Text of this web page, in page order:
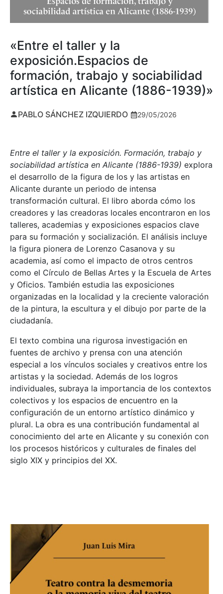
«Entre el taller y la
exposición.Espacios de
formación, trabajo y sociabilidad
artística en Alicante (1886-1939)»
PABLO SÁNCHEZ IZQUIERDO 29/05/2026
Entre el taller y la exposición. Formación, trabajo y
sociabilidad artística en Alicante (1886-1939) explora
el desarrollo de la figura de los y las artistas en
Alicante durante un periodo de intensa
transformación cultural. El libro aborda cómo los
creadores y las creadoras locales encontraron en los
talleres, academias y exposiciones espacios clave
para su formación y socialización. El análisis incluye
la figura pionera de Lorenzo Casanova y su
academia, así como el impacto de otros centros
como el Círculo de Bellas Artes y la Escuela de Artes
y Oficios. También estudia las exposiciones
organizadas en la localidad y la creciente valoración
de la pintura, la escultura y el dibujo por parte de la
ciudadanía.
El texto combina una rigurosa investigación en
fuentes de archivo y prensa con una atención
especial a los vínculos sociales y creativos entre los
artistas y la sociedad. Además de los logros
individuales, subraya la importancia de los contextos
colectivos y los espacios de encuentro en la
configuración de un entorno artístico dinámico y
plural. La obra es una contribución fundamental al
conocimiento del arte en Alicante y su conexión con
los procesos históricos y culturales de finales del
siglo XIX y principios del XX.